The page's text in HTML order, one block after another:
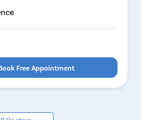
Free Appointment